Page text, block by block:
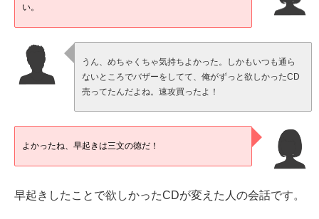
い。
うん、めちゃくちゃ気持ちよかった。しかもいつも通ら
ないところでバザーをしてて、俺がずっと欲しかったCD
売ってたんだよね。速攻買ったよ！
よかったね、早起きは三文の徳だ！
早起きしたことで欲しかったCDが変えた人の会話です。